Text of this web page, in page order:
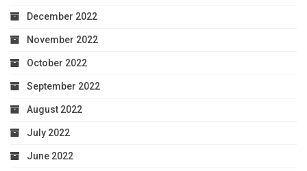
December 2022
November 2022
October 2022
September 2022
August 2022
July 2022
June 2022